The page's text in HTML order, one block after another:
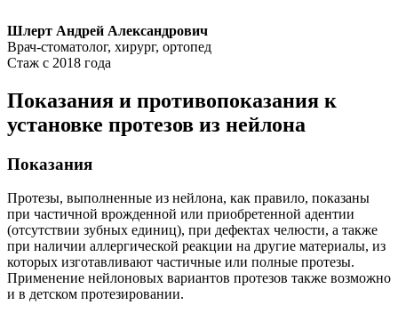
Шлерт Андрей Александрович
Врач-стоматолог, хирург, ортопед
Стаж с 2018 года
Показания и противопоказания к
установке протезов из нейлона
Показания
Протезы, выполненные из нейлона, как правило, показаны
при частичной врожденной или приобретенной адентии
(отсутствии зубных единиц), при дефектах челюсти, а также
при наличии аллергической реакции на другие материалы, из
которых изготавливают частичные или полные протезы.
Применение нейлоновых вариантов протезов также возможно
и в детском протезировании.